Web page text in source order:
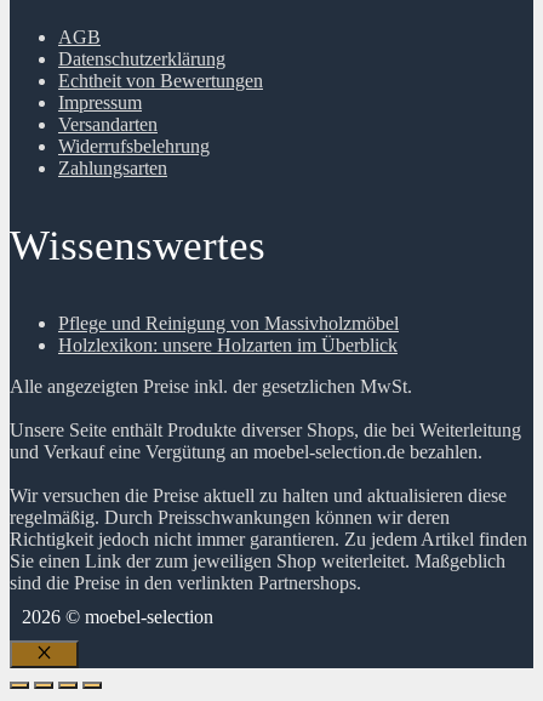
AGB
Datenschutzerklärung
Echtheit von Bewertungen
Impressum
Versandarten
Widerrufsbelehrung
Zahlungsarten
Wissenswertes
Pflege und Reinigung von Massivholzmöbel
Holzlexikon: unsere Holzarten im Überblick
Alle angezeigten Preise inkl. der gesetzlichen MwSt.
Unsere Seite enthält Produkte diverser Shops, die bei Weiterleitung
und Verkauf eine Vergütung an moebel-selection.de bezahlen.
Wir versuchen die Preise aktuell zu halten und aktualisieren diese
regelmäßig. Durch Preisschwankungen können wir deren
Richtigkeit jedoch nicht immer garantieren. Zu jedem Artikel finden
Sie einen Link der zum jeweiligen Shop weiterleitet. Maßgeblich
sind die Preise in den verlinkten Partnershops.
2026 © moebel-selection
Schließen